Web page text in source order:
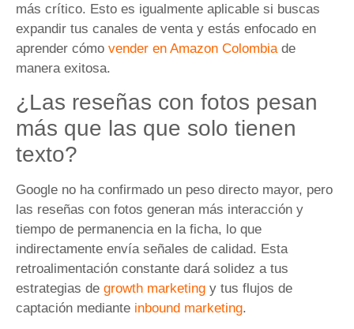
más crítico. Esto es igualmente aplicable si buscas
expandir tus canales de venta y estás enfocado en
aprender cómo vender en Amazon Colombia de
manera exitosa.
¿Las reseñas con fotos pesan
más que las que solo tienen
texto?
Google no ha confirmado un peso directo mayor, pero
las reseñas con fotos generan más interacción y
tiempo de permanencia en la ficha, lo que
indirectamente envía señales de calidad. Esta
retroalimentación constante dará solidez a tus
estrategias de growth marketing y tus flujos de
captación mediante inbound marketing.